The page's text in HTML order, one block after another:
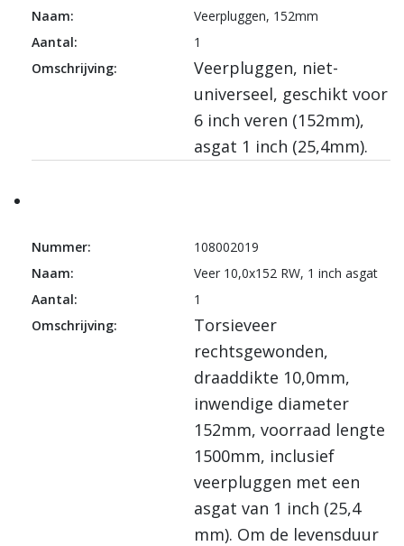
Naam:
Veerpluggen, 152mm
Aantal:
1
Omschrijving:
Veerpluggen, niet-
universeel, geschikt voor
6 inch veren (152mm),
asgat 1 inch (25,4mm).
Nummer:
108002019
Naam:
Veer 10,0x152 RW, 1 inch asgat
Aantal:
1
Omschrijving:
Torsieveer
rechtsgewonden,
draaddikte 10,0mm,
inwendige diameter
152mm, voorraad lengte
1500mm, inclusief
veerpluggen met een
asgat van 1 inch (25,4
mm). Om de levensduur